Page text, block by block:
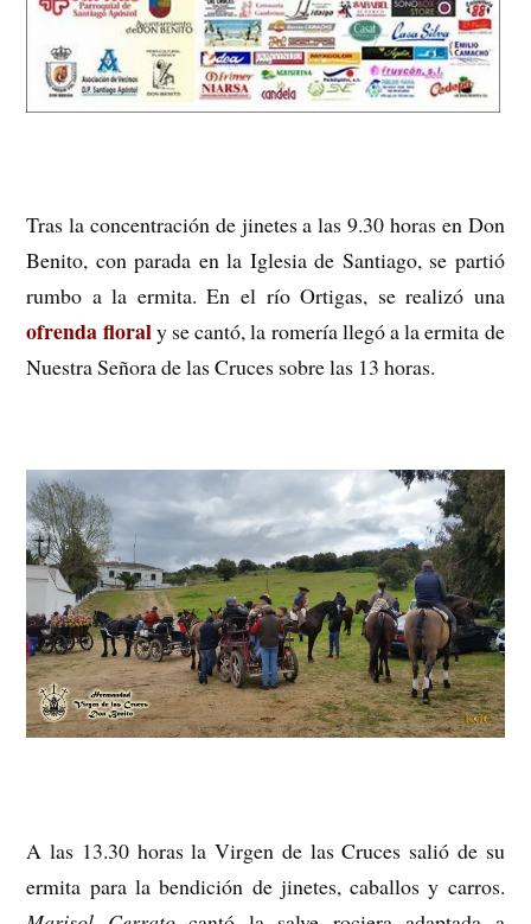
Tras la concentración de jinetes a las 9.30 horas en Don
Benito, con parada en la Iglesia de Santiago, se partió
rumbo a la ermita. En el río Ortigas, se realizó una
ofrenda floraly se cantó, la romería llegó a la ermita de
Nuestra Señora de las Cruces sobre las 13 horas.
A las 13.30 horas la Virgen de las Cruces salió de su
ermita para la bendición de jinetes, caballos y carros.